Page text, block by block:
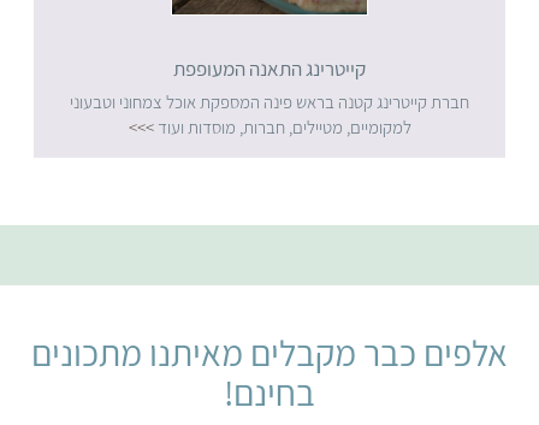
קייטרינג התאנה המעופפת
חברת קייטרינג קטנה בראש פינה המספקת אוכל צמחוני וטבעוני
למקומיים, מטיילים, חברות, מוסדות ועוד>>>
אלפים כבר מקבלים מאיתנו מתכונים
בחינם!